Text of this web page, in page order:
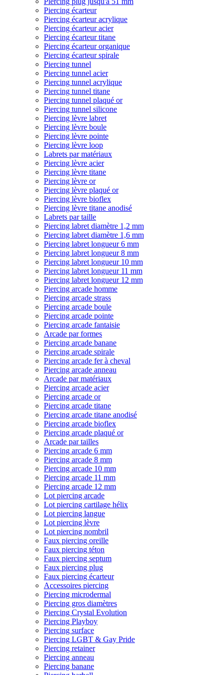
Piercing écarteur
Piercing écarteur acrylique
Piercing écarteur acier
Piercing écarteur titane
Piercing écarteur organique
Piercing écarteur spirale
Piercing tunnel
Piercing tunnel acier
Piercing tunnel acrylique
Piercing tunnel titane
Piercing tunnel plaqué or
Piercing tunnel silicone
Piercing lèvre labret
Piercing lèvre boule
Piercing lèvre pointe
Piercing lèvre loop
Labrets par matériaux
Piercing lèvre acier
Piercing lèvre titane
Piercing lèvre or
Piercing lèvre plaqué or
Piercing lèvre bioflex
Piercing lèvre titane anodisé
Labrets par taille
Piercing labret diamètre 1,2 mm
Piercing labret diamètre 1,6 mm
Piercing labret longueur 6 mm
Piercing labret longueur 8 mm
Piercing labret longueur 10 mm
Piercing labret longueur 11 mm
Piercing labret longueur 12 mm
Piercing arcade homme
Piercing arcade strass
Piercing arcade boule
Piercing arcade pointe
Piercing arcade fantaisie
Arcade par formes
Piercing arcade banane
Piercing arcade spirale
Piercing arcade fer à cheval
Piercing arcade anneau
Arcade par matériaux
Piercing arcade acier
Piercing arcade or
Piercing arcade titane
Piercing arcade titane anodisé
Piercing arcade bioflex
Piercing arcade plaqué or
Arcade par tailles
Piercing arcade 6 mm
Piercing arcade 8 mm
Piercing arcade 10 mm
Piercing arcade 11 mm
Piercing arcade 12 mm
Lot piercing arcade
Lot piercing cartilage hélix
Lot piercing langue
Lot piercing lèvre
Lot piercing nombril
Faux piercing oreille
Faux piercing téton
Faux piercing septum
Faux piercing plug
Faux piercing écarteur
Accessoires piercing
Piercing microdermal
Piercing gros diamètres
Piercing Crystal Evolution
Piercing Playboy
Piercing surface
Piercing LGBT & Gay Pride
Piercing retainer
Piercing anneau
Piercing banane